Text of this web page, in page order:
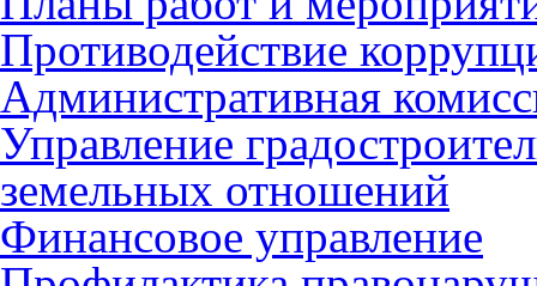
Противодействие
Административная
Управление
земельных отношений
Финансовое управление